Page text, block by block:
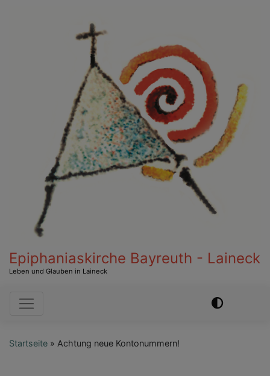
Epiphaniaskirche Bayreuth - Laineck
Leben und Glauben in Laineck
Hauptnavigation
Startseite Achtung neue Kontonummern!